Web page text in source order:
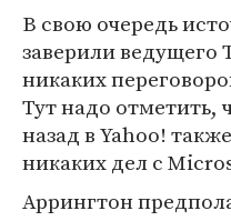
В свою очередь
заверили ведущего
никаких
Тут надо отметить,
назад в Yahoo!
никаких дел с
Аррингтон